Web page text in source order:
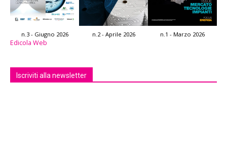
n.3 - Giugno 2026 n.2 - Aprile 2026 n.1 - Marzo 2026
Edicola Web
Iscriviti alla newsletter